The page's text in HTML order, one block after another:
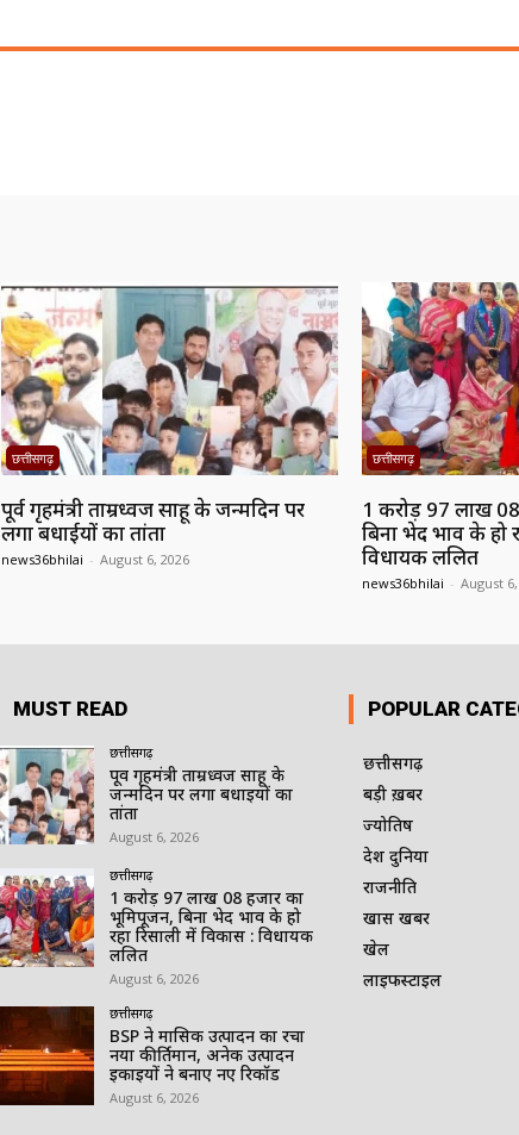
छत्तीसगढ़
पूर्व गृहमंत्री ताम्रध्वज साहू के जन्मदिन पर
लगा बधाईयों का तांता
news36bhilai - August 6, 2026
छत्तीसगढ़
1 करोड़ 97 लाख
बिना भेद भाव के हो
विधायक ललित
news36bhilai - August
MUST READ
छत्तीसगढ़
पूर्व गृहमंत्री ताम्रध्वज साहू के
जन्मदिन पर लगा बधाईयों का
तांता
August 6, 2026
छत्तीसगढ़
1 करोड़ 97 लाख 08 हजार का
भूमिपूजन, बिना भेद भाव के हो
रहा रिसाली में विकास : विधायक
ललित
August 6, 2026
छत्तीसगढ़
BSP ने मासिक उत्पादन का रचा
नया कीर्तिमान, अनेक उत्पादन
इकाइयों ने बनाए नए रिकॉर्ड
August 6, 2026
POPULAR
छत्तीसगढ़
बड़ी ख़बर
ज्योतिष
देश दुनिया
राजनीति
खास खबर
खेल
लाइफस्टाइल